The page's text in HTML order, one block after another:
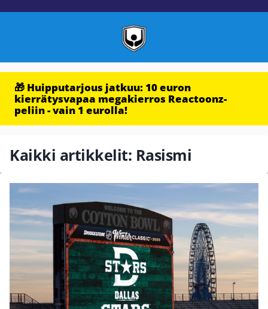
🎁 Huipputarjous jatkuu: 10 euron
kierrätysvapaa megakierros Reactoonz-
peliin - vain 1 eurolla!
Kaikki artikkelit: Rasismi